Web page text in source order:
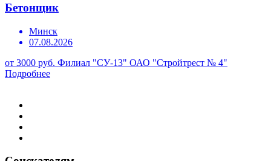
Бетонщик
Минск
07.08.2026
от 3000 руб. Филиал "СУ-13" ОАО "Стройтрест № 4"
Подробнее